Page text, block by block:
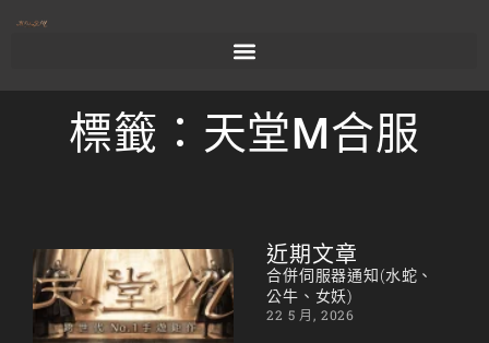
標籤：天堂M合服
合併
伺服
器通
近期文章
合併伺服器通知(水蛇、
公牛、女妖)
22 5 月, 2026